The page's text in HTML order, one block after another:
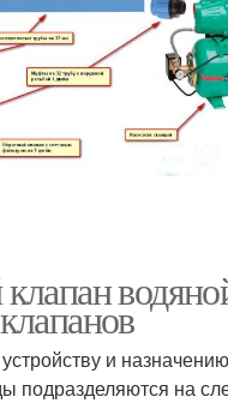
и
подразделяются на